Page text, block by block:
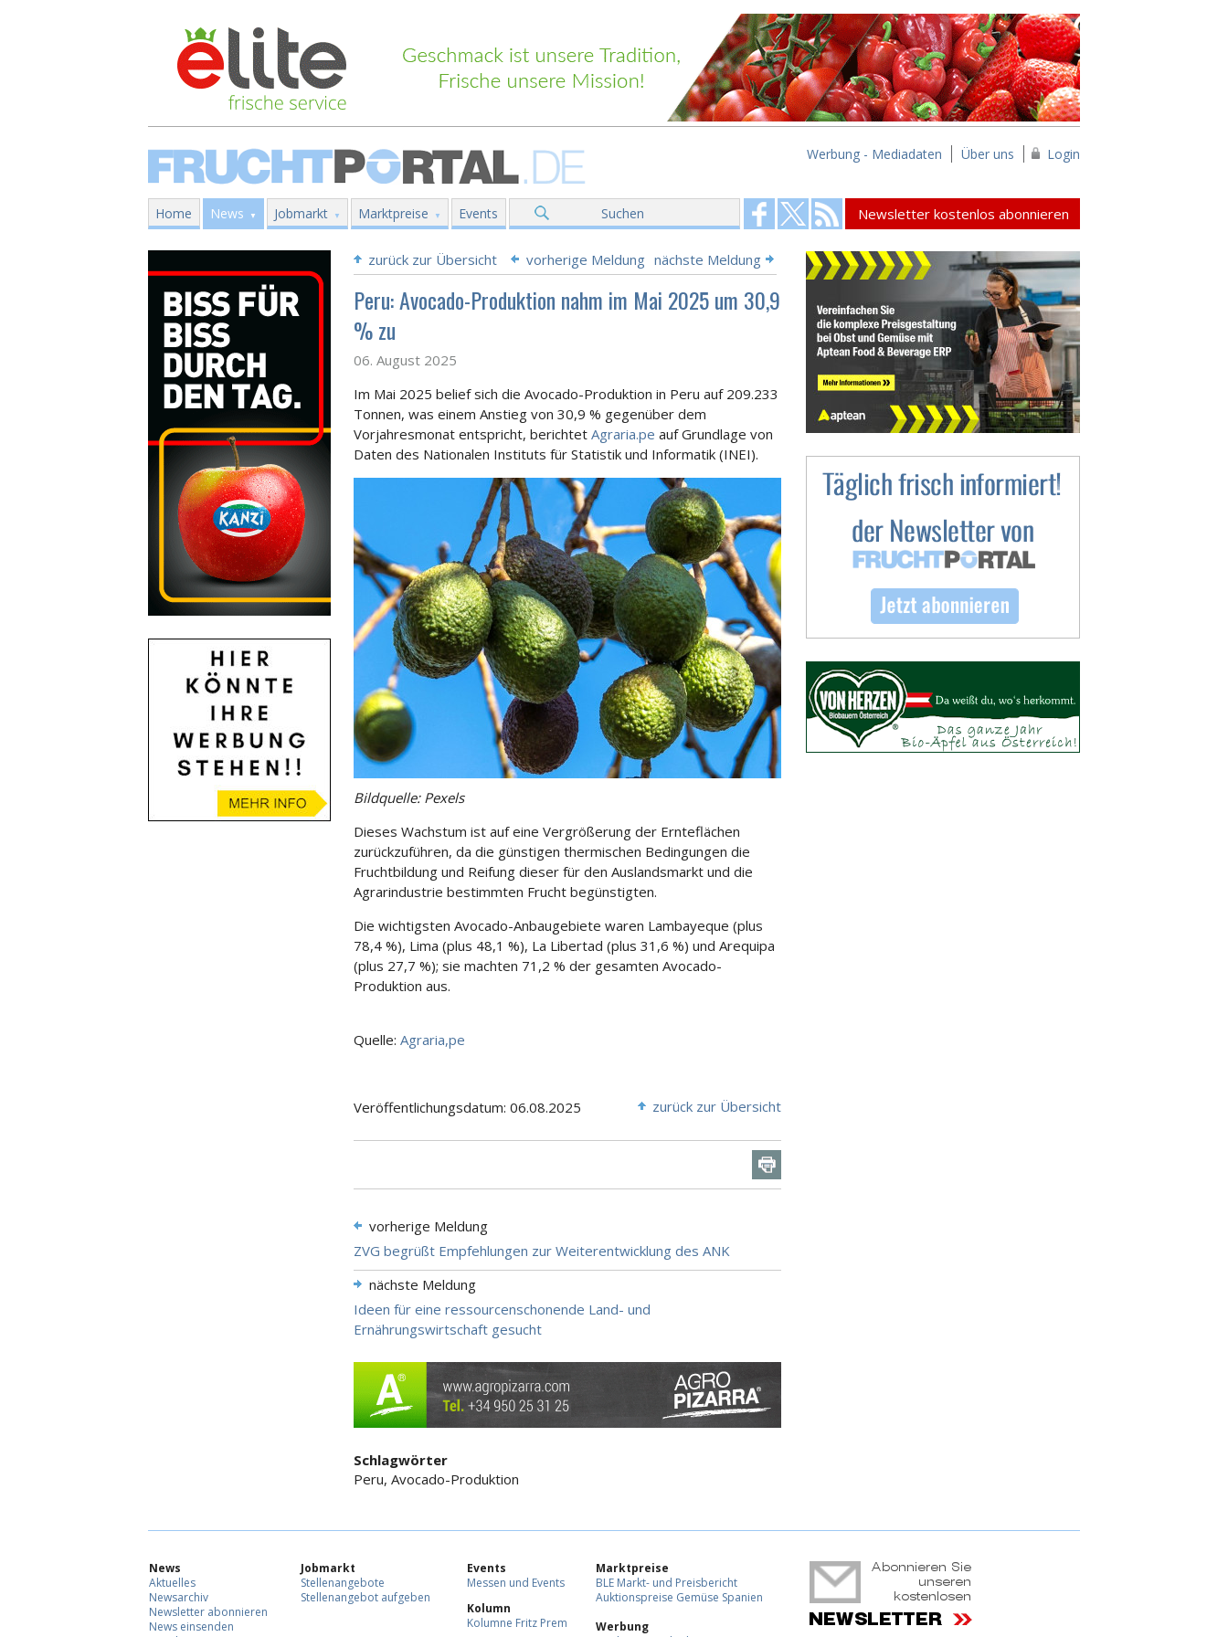
Werbung - Mediadaten Über uns Login
Home News Jobmarkt Marktpreise Events Suchen Newsletter kostenlos abonnieren
zurück zur Übersicht vorherige Meldung nächste Meldung
Peru: Avocado-Produktion nahm im Mai 2025 um 30,9
% zu
06. August 2025
Im Mai 2025 belief sich die Avocado-Produktion in Peru auf 209.233
Tonnen, was einem Anstieg von 30,9 % gegenüber dem
Vorjahresmonat entspricht, berichtet Agraria.pe auf Grundlage von
Daten des Nationalen Instituts für Statistik und Informatik (INEI).
Bildquelle: Pexels
Dieses Wachstum ist auf eine Vergrößerung der Ernteflächen
zurückzuführen, da die günstigen thermischen Bedingungen die
Fruchtbildung und Reifung dieser für den Auslandsmarkt und die
Agrarindustrie bestimmten Frucht begünstigten.
Die wichtigsten Avocado-Anbaugebiete waren Lambayeque (plus
78,4 %), Lima (plus 48,1 %), La Libertad (plus 31,6 %) und Arequipa
(plus 27,7 %); sie machten 71,2 % der gesamten Avocado-
Produktion aus.
Quelle: Agraria,pe
Veröffentlichungsdatum: 06.08.2025 zurück zur Übersicht
vorherige Meldung
ZVG begrüßt Empfehlungen zur Weiterentwicklung des ANK
nächste Meldung
Ideen für eine ressourcenschonende Land- und
Ernährungswirtschaft gesucht
Schlagwörter
Peru, Avocado-Produktion
News
Aktuelles
Newsarchiv
Newsletter abonnieren
News einsenden
Jobmarkt
Stellenangebote
Stellenangebot aufgeben
Events
Messen und Events
Kolumn
Kolumne Fritz Prem
Marktpreise
BLE Markt- und Preisbericht
Auktionspreise Gemüse Spanien
Werbung